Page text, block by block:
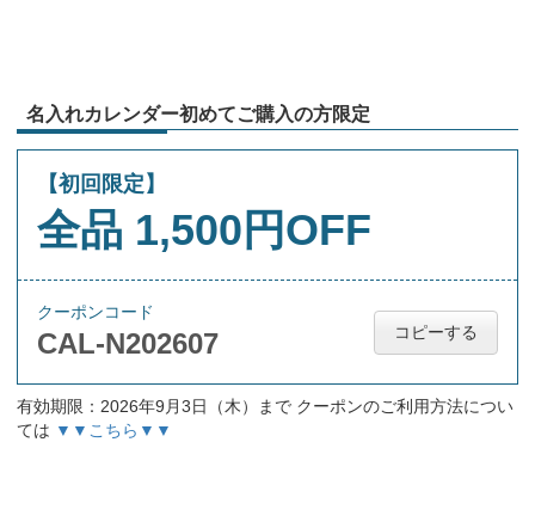
名入れカレンダー初めてご購入の方限定
【初回限定】
全品 1,500円OFF
クーポンコード
CAL-N202607 コピーする
有効期限：2026年9月3日（木）まで クーポンのご利用方法につい
ては ▼▼こちら▼▼